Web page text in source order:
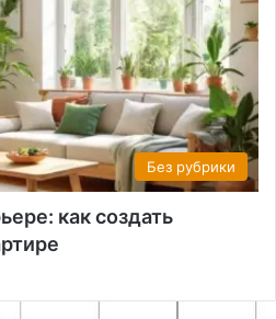
Без рубрики
как создать